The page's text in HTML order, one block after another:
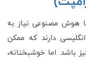
با هوش مصنوعی نیاز به
دارند که ممکن
باشد. اما خوشبختانه،